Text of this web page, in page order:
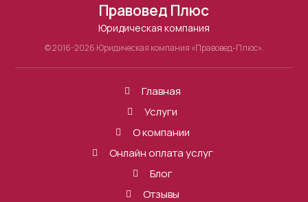
Правовед Плюс
Юридическая компания
© 2016-2026 Юридическая компания «Правовед-Плюс».
Главная
Услуги
О компании
Онлайн оплата услуг
Блог
Отзывы